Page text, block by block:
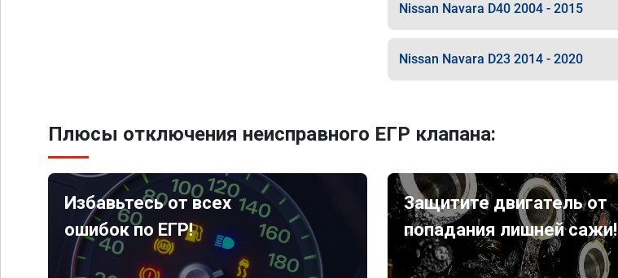
Nissan Navara D40 2004 - 2015
Nissan Navara D23 2014 - 2020
Плюсы отключения неисправного ЕГР клапана:
Избавьтесь от всех
ошибок по ЕГР!
Защитите двигатель от
попадания лишней сажи!